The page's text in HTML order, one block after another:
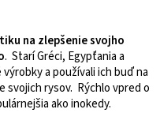
na zlepšenie svojho
. Starí Gréci, Egypťania a
a používali ich buď na
svojich rysov. Rýchlo vpred o
ako inokedy.